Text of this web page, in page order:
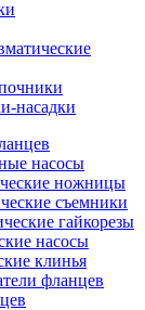
насадки
насосы
ножницы
съемники
гайкорезы
насосы
клинья
фланцев